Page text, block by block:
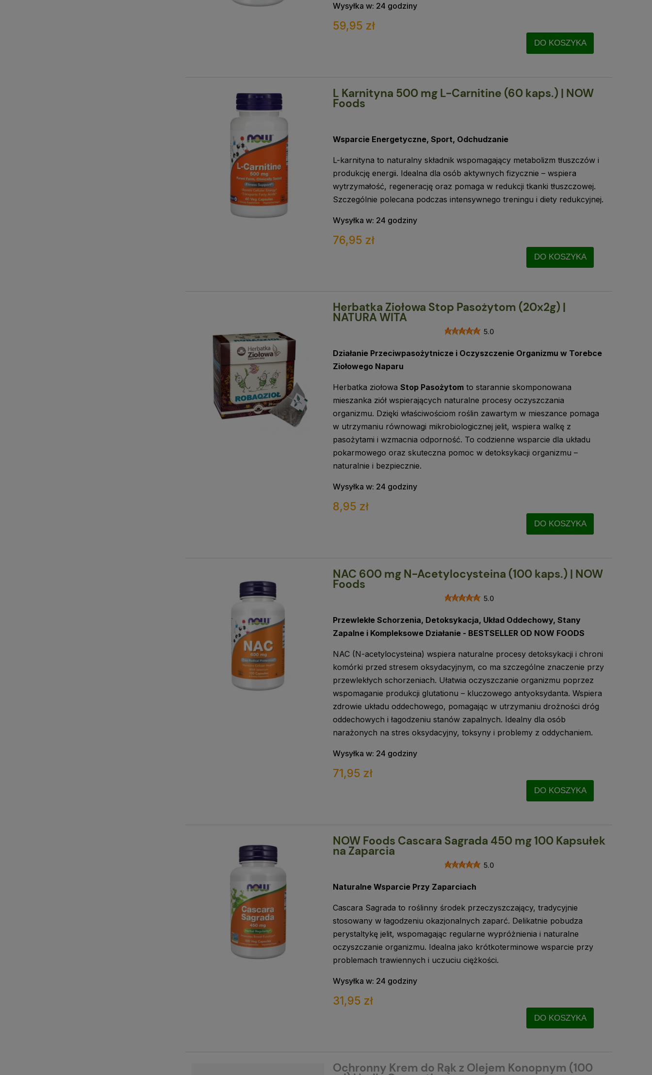
Wysyłka w: 24 godziny
59,95 zł
DO KOSZYKA
L Karnityna 500 mg L-Carnitine (60 kaps.) | NOW
Foods
Wsparcie Energetyczne, Sport, Odchudzanie
L-karnityna to naturalny składnik wspomagający metabolizm tłuszczów i
produkcję energii. Idealna dla osób aktywnych fizycznie – wspiera
wytrzymałość, regenerację oraz pomaga w redukcji tkanki tłuszczowej.
Szczególnie polecana podczas intensywnego treningu i diety redukcyjnej.
Wysyłka w: 24 godziny
76,95 zł
DO KOSZYKA
Herbatka Ziołowa Stop Pasożytom (20x2g) |
NATURA WITA
5.0
Działanie Przeciwpasożytnicze i Oczyszczenie Organizmu w Torebce
Ziołowego Naparu
Herbatka ziołowa Stop Pasożytomto starannie skomponowana
mieszanka ziół wspierających naturalne procesy oczyszczania
organizmu. Dzięki właściwościom roślin zawartym w mieszance pomaga
w utrzymaniu równowagi mikrobiologicznej jelit, wspiera walkę z
pasożytami i wzmacnia odporność. To codzienne wsparcie dla układu
pokarmowego oraz skuteczna pomoc w detoksykacji organizmu –
naturalnie i bezpiecznie.
Wysyłka w: 24 godziny
8,95 zł
DO KOSZYKA
NAC 600 mg N-Acetylocysteina (100 kaps.) | NOW
Foods
5.0
Przewlekłe Schorzenia, Detoksykacja, Układ Oddechowy, Stany
Zapalne i Kompleksowe Działanie - BESTSELLER OD NOW FOODS
NAC (N-acetylocysteina) wspiera naturalne procesy detoksykacji i chroni
komórki przed stresem oksydacyjnym, co ma szczególne znaczenie przy
przewlekłych schorzeniach. Ułatwia oczyszczanie organizmu poprzez
wspomaganie produkcji glutationu – kluczowego antyoksydanta. Wspiera
zdrowie układu oddechowego, pomagając w utrzymaniu drożności dróg
oddechowych i łagodzeniu stanów zapalnych. Idealny dla osób
narażonych na stres oksydacyjny, toksyny i problemy z oddychaniem.
Wysyłka w: 24 godziny
71,95 zł
DO KOSZYKA
NOW Foods Cascara Sagrada 450 mg 100 Kapsułek
na Zaparcia
5.0
Naturalne Wsparcie Przy Zaparciach
Cascara Sagrada to roślinny środek przeczyszczający, tradycyjnie
stosowany w łagodzeniu okazjonalnych zaparć. Delikatnie pobudza
perystaltykę jelit, wspomagając regularne wypróżnienia i naturalne
oczyszczanie organizmu. Idealna jako krótkoterminowe wsparcie przy
problemach trawiennych i uczuciu ciężkości.
Wysyłka w: 24 godziny
31,95 zł
DO KOSZYKA
Ochronny Krem do Rąk z Olejem Konopnym (100